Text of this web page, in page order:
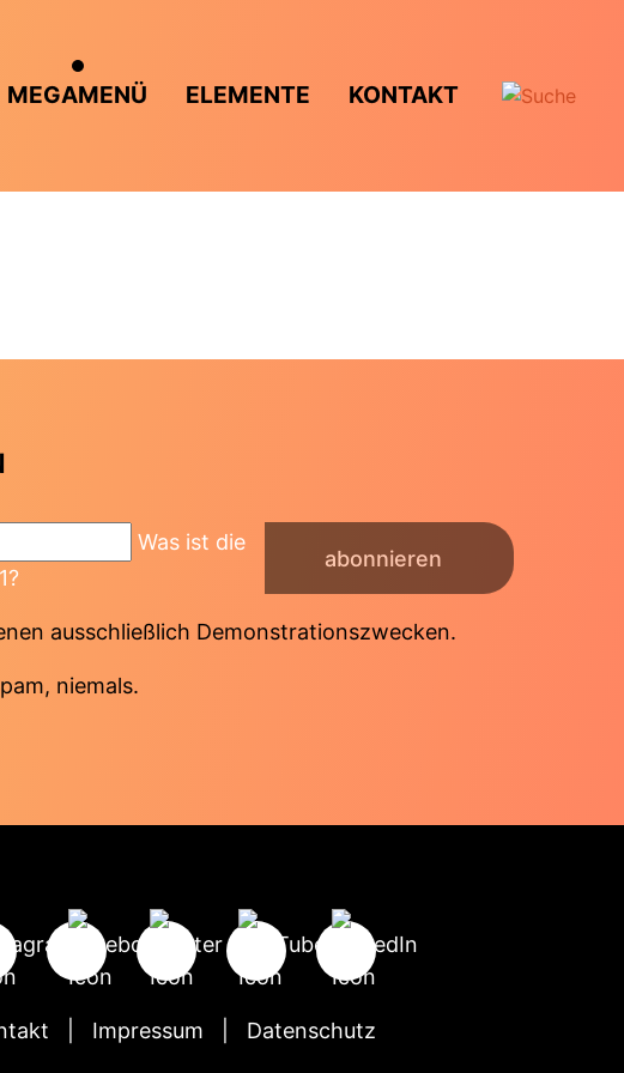
MEGAMENÜ ELEMENTE KONTAKT
Was ist die
abonnieren
ausschließlich Demonstrationszwecken.
niemals.
Impressum Datenschutz